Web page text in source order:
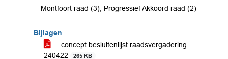
Montfoort raad (3), Progressief Akkoord raad (2)
Bijlagen
concept besluitenlijst raadsvergadering
240422
265 KB